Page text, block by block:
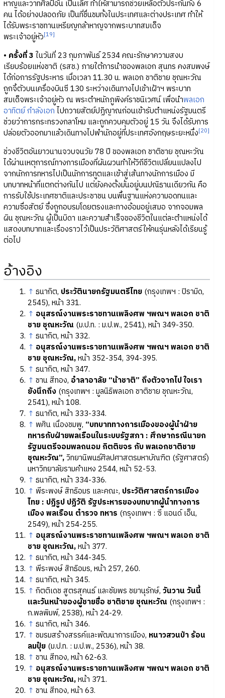
หาญและวาทศิลป์อัน เป็นเลิศ ทำให้สามารถช่วยเหลือตัวประกันทั้ง 6
คน ได้อย่างปลอดภัย เป็นที่ชื่นชมทั้งในประเทศและต่างประเทศ ทำให้
ได้รับพระราชทานเหรียญกล้าหาญจากพระบาทสมเด็จ
พระเจ้าอยู่หัว[19]
• ครั้งที่ 3 ในวันที่ 23 กุมภาพันธ์ 2534 คณะรักษาความสงบ
เรียบร้อยแห่งชาติ (รสช.) ภายใต้การนำของพลเอก สุนทร คงสมพงษ์
ได้ก่อการรัฐประหาร เมื่อเวลา 11.30 น. พลเอก ชาติชาย ชุณหะวัณ
ถูกจี้ตัวบนเครื่องบินซี 130 ระหว่างเดินทางไปเข้าเฝ้าฯ พระบาท
สมเด็จพระเจ้าอยู่หัว ณ พระตำหนักภูพิงค์ราชนิเวศน์ เพื่อนำพลเอก
อาทิตย์ กำลังเอก ไปถวายสัตย์ปฏิญาณก่อนเข้ารับตำแหน่งรัฐมนตรี
ช่วยว่าการกระทรวงกลาโหม และถูกควบคุมตัวอยู่ 15 วัน จึงได้รับการ
ปล่อยตัวออกมาแล้วเดินทางไปพำนักอยู่ที่ประเทศอังกฤษระยะหนึ่ง[20]
ช่วงชีวิตอันยาวนานจวบจนวัย 78 ปี ของพลเอก ชาติชาย ชุณหะวัณ
ได้ผ่านเหตุการณ์ทางการเมืองที่ผันผวนทำให้วิถีชีวิตเปลี่ยนแปลงไป
จากนักการทหารไปเป็นนักการทูตและเข้าสู่เส้นทางนักการเมือง มี
บทบาทหน้าที่แตกต่างกันไป แต่ยังคงตั้งมั่นอยู่บนปณิธานเดียวกัน คือ
การรับใช้ประเทศชาติและประชาชน บนพื้นฐานแห่งความอดทนและ
ความซื่อสัตย์ ซึ่งถูกอบรมโดยตรงและทางอ้อมอยู่เสมอ จากจอมพล
ผิน ชุณหะวัณ ผู้เป็นบิดา และความสำเร็จของชีวิตในแต่ละตำแหน่งได้
แสดงบทบาทและเรื่องราวไว้เป็นประวัติศาสตร์ให้คนรุ่นหลังได้เรียนรู้
ต่อไป
อ้างอิง
↑ ธนากิต, ประวัตินายกรัฐมนตรีไทย (กรุงเทพฯ : ปิรามิด,
2545), หน้า 331.
↑ อนุสรณ์งานพระราชทานเพลิงศพ ฯพณฯ พลเอก ชาติ
ชาย ชุณหะวัณ (ม.ป.ท. : ม.ป.พ., 2541), หน้า 349-350.
↑ ธนากิต, หน้า 332.
↑ อนุสรณ์งานพระราชทานเพลิงศพ ฯพณฯ พลเอก ชาติ
ชาย ชุณหะวัณ,หน้า 352-354, 394-395.
↑ ธนากิต, หน้า 347.
↑ ชาน สีทอง, อำลาอาลัย “น้าชาติ” ถึงตัวจากไป ใจเรา
ยังนึกถึง (กรุงเทพฯ : มูลนิธิพลเอก ชาติชาย ชุณหะวัณ,
2541), หน้า 108.
↑ ธนากิต, หน้า 333-334.
↑ พศิน เนื่องชมพู, “บทบาททางการเมืองของผู้นำฝ่าย
ทหารกับฝ่ายพลเรือนในระบบรัฐสภา : ศึกษากรณีนายก
รัฐมนตรีจอมพลถนอม กิตติขจร กับ พลเอกชาติชาย
ชุณหะวัณ”,วิทยานิพนธ์ศิลปศาสตรมหาบัณฑิต (รัฐศาสตร์)
มหาวิทยาลัยรามคำแหง 2544, หน้า 52-53.
↑ ธนากิต, หน้า 334-336.
↑ พีระพงษ์ สิทธิอมร และคณะ, ประวัติศาสตร์การเมือง
ไทย : ปฏิรูป ปฏิวัติ รัฐประหารของบทบาทผู้นำทางการ
เมือง พลเรือน ตำรวจ ทหาร (กรุงเทพฯ : ซี แอนด์ เอ็น,
2549), หน้า 254-255.
↑ อนุสรณ์งานพระราชทานเพลิงศพ ฯพณฯ พลเอก ชาติ
ชาย ชุณหะวัณ,หน้า 377.
↑ ธนากิต, หน้า 344-345.
↑ พีระพงษ์ สิทธิอมร, หน้า 257, 260.
↑ ธนากิต, หน้า 345.
↑ กิตติเดช สูตรสุคนธ์ และชัยพร ชยานุรักษ์,วันวาน วันนี้
และวันหน้าของผู้ชายชื่อ ชาติชาย ชุณหะวัณ (กรุงเทพฯ :
ก.พลพิมพ์, 2538), หน้า 24-29.
↑ ธนากิต, หน้า 346.
↑ ชมรมสร้างสรรค์และพัฒนาการเมือง, หนาวสวนป่า ร้อน
ลมปุ๋ย (ม.ป.ท. : ม.ป.พ., 2536), หน้า 38.
↑ ชาน สีทอง, หน้า 62-63.
↑ อนุสรณ์งานพระราชทานเพลิงศพ ฯพณฯ พลเอก ชาติ
ชาย ชุณหะวัณ,หน้า 371.
↑ ชาน สีทอง, หน้า 63.